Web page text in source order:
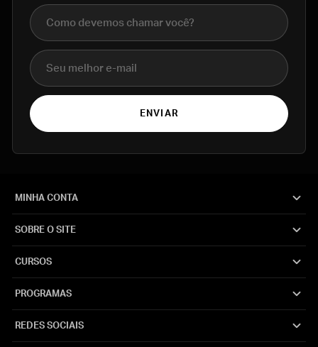
Nome completo
E-mail
ENVIAR
MINHA CONTA
SOBRE O SITE
CURSOS
PROGRAMAS
REDES SOCIAIS